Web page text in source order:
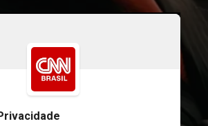
hospital, informou
agência estatal
do Reino Unido,
comunicado da família.